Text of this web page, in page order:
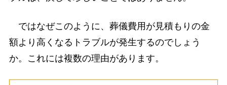
ではなぜこのように、葬儀費用が見積もりの金
額より高くなるトラブルが発生するのでしょう
か。これには複数の理由があります。